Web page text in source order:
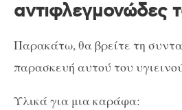
αντιφλεγμονώδες
Παρακάτω, θα βρείτε τη
παρασκευή αυτού του
Υλικά για μια καράφα: